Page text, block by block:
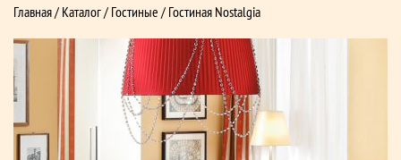
Главная/ Каталог/ Гостиные / Гостиная Nostalgia